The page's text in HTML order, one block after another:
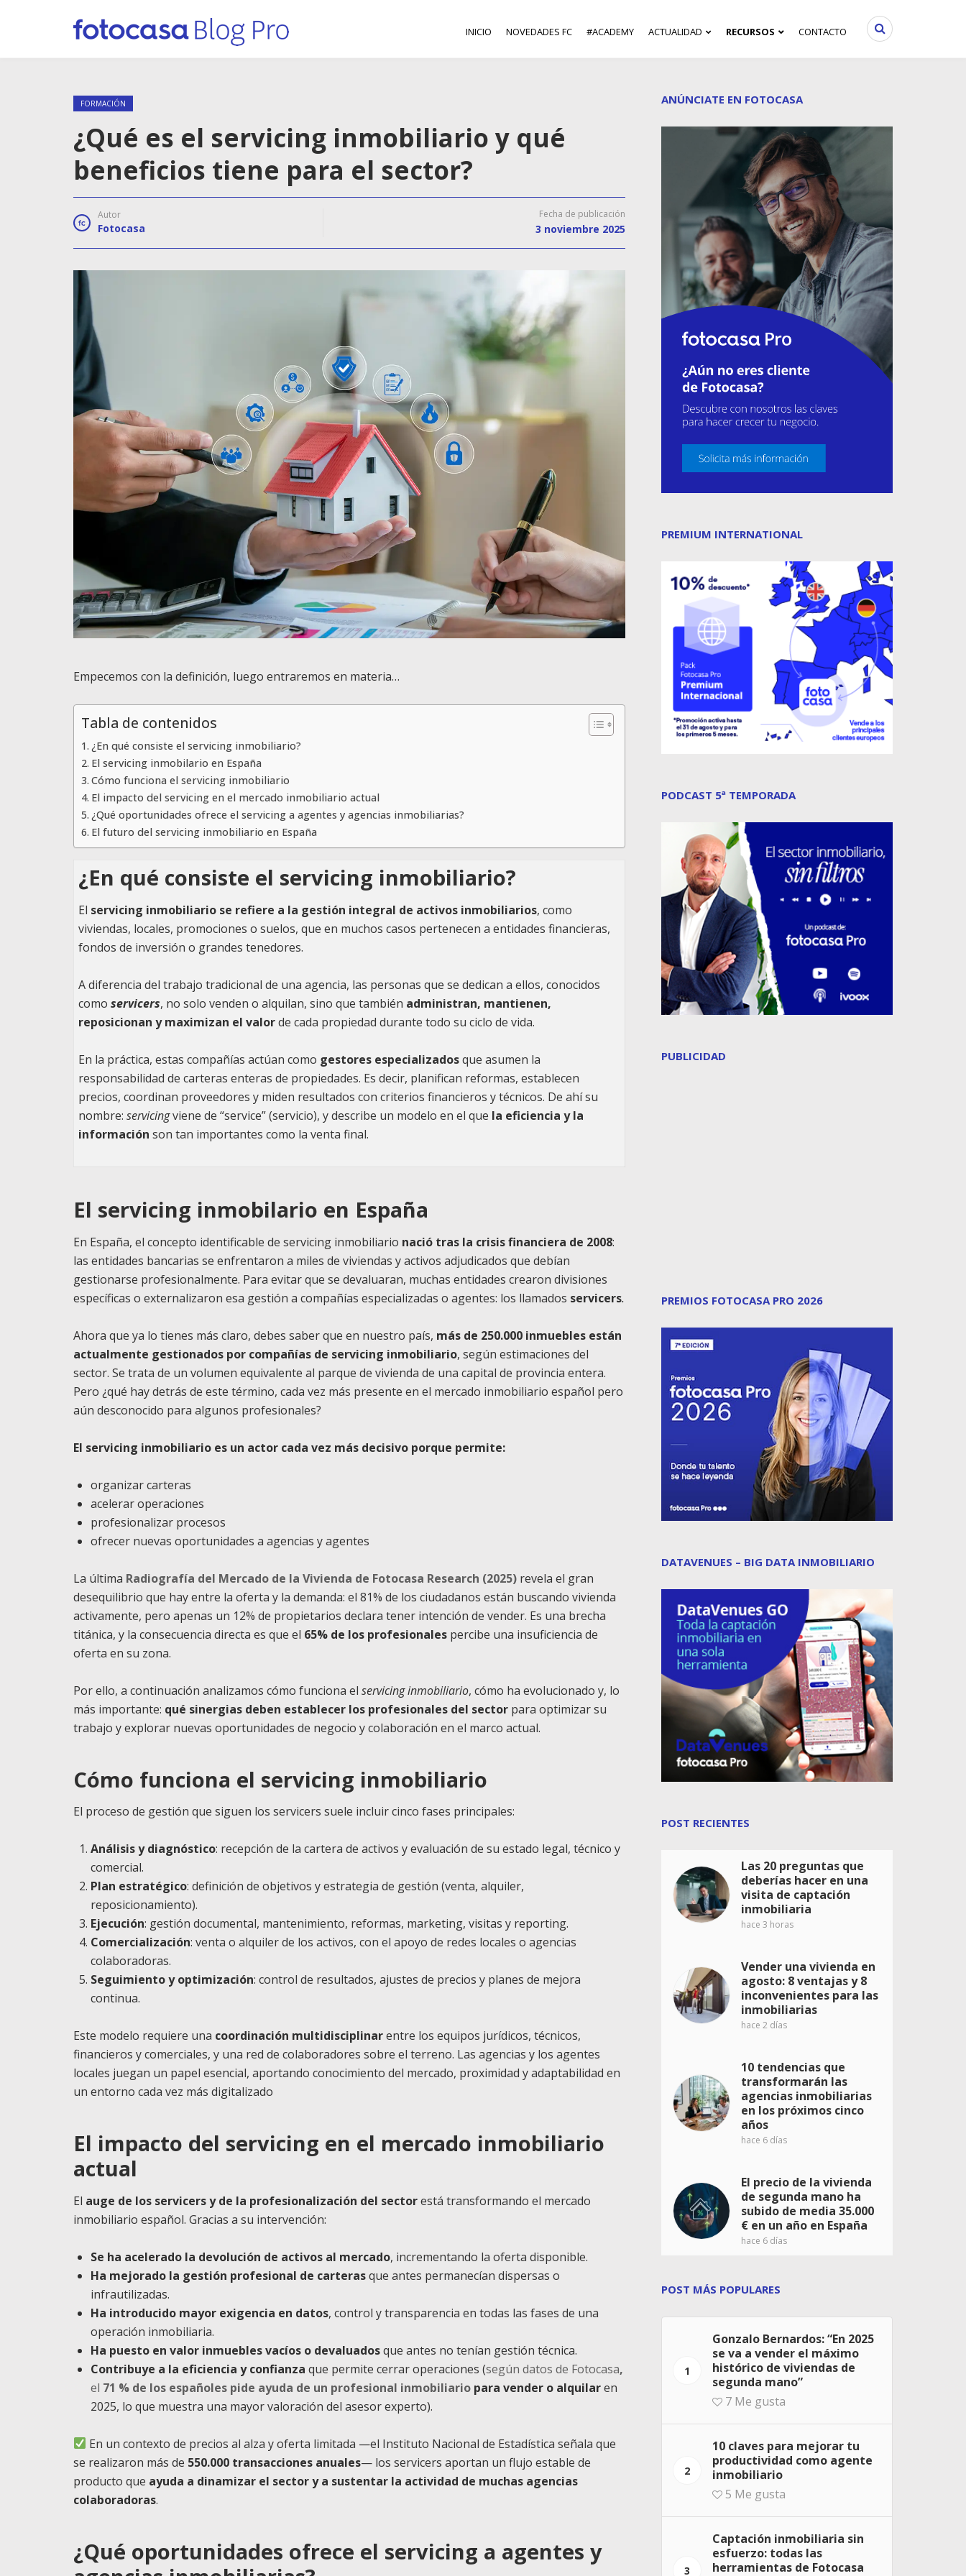
INICIO NOVEDADES FC #ACADEMY ACTUALIDAD RECURSOS CONTACTO
FORMACIÓN
¿Qué es el servicing inmobiliario y qué
beneficios tiene para el sector?
Autor
Fotocasa
Fecha de publicación
3 noviembre 2025
Empecemos con la definición, luego entraremos en materia…
Tabla de contenidos
¿En qué consiste el servicing inmobiliario?
El servicing inmobilario en España
Cómo funciona el servicing inmobiliario
El impacto del servicing en el mercado inmobiliario actual
¿Qué oportunidades ofrece el servicing a agentes y agencias inmobiliarias?
El futuro del servicing inmobiliario en España
¿En qué consiste el servicing inmobiliario?
El servicing inmobiliario se refiere a la gestión integral de activos inmobiliarios, como
viviendas, locales, promociones o suelos, que en muchos casos pertenecen a entidades financieras,
fondos de inversión o grandes tenedores.
A diferencia del trabajo tradicional de una agencia, las personas que se dedican a ellos, conocidos
comoservicers, no solo venden o alquilan, sino que también administran, mantienen,
reposicionan y maximizan el valorde cada propiedad durante todo su ciclo de vida.
En la práctica, estas compañías actúan como gestores especializadosque asumen la
responsabilidad de carteras enteras de propiedades. Es decir, planifican reformas, establecen
precios, coordinan proveedores y miden resultados con criterios financieros y técnicos. De ahí su
nombre:servicingviene de “service” (servicio), y describe un modelo en el que la eficiencia y la
información son tan importantes como la venta final.
El servicing inmobilario en España
En España, el concepto identificable de servicing inmobiliario nació tras la crisis financiera de 2008:
las entidades bancarias se enfrentaron a miles de viviendas y activos adjudicados que debían
gestionarse profesionalmente. Para evitar que se devaluaran, muchas entidades crearon divisiones
específicas o externalizaron esa gestión a compañías especializadas o agentes: los llamados servicers.
Ahora que ya lo tienes más claro, debes saber que en nuestro país, más de 250.000 inmuebles están
actualmente gestionados por compañías de servicing inmobiliario, según estimaciones del
sector. Se trata de un volumen equivalente al parque de vivienda de una capital de provincia entera.
Pero ¿qué hay detrás de este término, cada vez más presente en el mercado inmobiliario español pero
aún desconocido para algunos profesionales?
El servicing inmobiliario es un actor cada vez más decisivo porque permite:
organizar carteras
acelerar operaciones
profesionalizar procesos
ofrecer nuevas oportunidades a agencias y agentes
La última Radiografía del Mercado de la Vivienda de Fotocasa Research (2025) revela el gran
desequilibrio que hay entre la oferta y la demanda: el 81% de los ciudadanos están buscando vivienda
activamente, pero apenas un 12% de propietarios declara tener intención de vender. Es una brecha
titánica, y la consecuencia directa es que el 65% de los profesionales percibe una insuficiencia de
oferta en su zona.
Por ello, a continuación analizamos cómo funciona el servicing inmobiliario, cómo ha evolucionado y, lo
más importante: qué sinergias deben establecer los profesionales del sector para optimizar su
trabajo y explorar nuevas oportunidades de negocio y colaboración en el marco actual.
Cómo funciona el servicing inmobiliario
El proceso de gestión que siguen los servicers suele incluir cinco fases principales:
Análisis y diagnóstico: recepción de la cartera de activos y evaluación de su estado legal, técnico y
comercial.
Plan estratégico: definición de objetivos y estrategia de gestión (venta, alquiler,
reposicionamiento).
Ejecución: gestión documental, mantenimiento, reformas, marketing, visitas y reporting.
Comercialización: venta o alquiler de los activos, con el apoyo de redes locales o agencias
colaboradoras.
Seguimiento y optimización: control de resultados, ajustes de precios y planes de mejora
continua.
Este modelo requiere una coordinación multidisciplinarentre los equipos jurídicos, técnicos,
financieros y comerciales, y una red de colaboradores sobre el terreno. Las agencias y los agentes
locales juegan un papel esencial, aportando conocimiento del mercado, proximidad y adaptabilidad en
un entorno cada vez más digitalizado
El impacto del servicing en el mercado inmobiliario
actual
El auge de los servicers y de la profesionalización del sectorestá transformando el mercado
inmobiliario español. Gracias a su intervención:
Se ha acelerado la devolución de activos al mercado, incrementando la oferta disponible.
Ha mejorado la gestión profesional de carterasque antes permanecían dispersas o
infrautilizadas.
Ha introducido mayor exigencia en datos, control y transparencia en todas las fases de una
operación inmobiliaria.
Ha puesto en valor inmuebles vacíos o devaluadosque antes no tenían gestión técnica.
Contribuye a la eficiencia y confianza que permite cerrar operaciones (según datos de Fotocasa,
el 71 % de los españoles pide ayuda de un profesional inmobiliario para vender o alquilaren
2025, lo que muestra una mayor valoración del asesor experto).
En un contexto de precios al alza y oferta limitada —el Instituto Nacional de Estadística señala que
se realizaron más de 550.000 transacciones anuales— los servicers aportan un flujo estable de
producto que ayuda a dinamizar el sector y a sustentar la actividad de muchas agencias
colaboradoras.
¿Qué oportunidades ofrece el servicing a agentes y
ANÚNCIATE EN FOTOCASA
PREMIUM INTERNATIONAL
PODCAST 5ª TEMPORADA
PUBLICIDAD
PREMIOS FOTOCASA PRO 2026
DATAVENUES – BIG DATA INMOBILIARIO
POST RECIENTES
Las 20 preguntas que
deberías hacer en una
visita de captación
inmobiliaria
hace 3 horas
Vender una vivienda en
agosto: 8 ventajas y 8
inconvenientes para las
inmobiliarias
hace 2 días
10 tendencias que
transformarán las
agencias inmobiliarias
en los próximos cinco
años
hace 6 días
El precio de la vivienda
de segunda mano ha
subido de media 35.000
€ en un año en España
hace 6 días
POST MÁS POPULARES
1
Gonzalo Bernardos: “En 2025
se va a vender el máximo
histórico de viviendas de
segunda mano”
7 Me gusta
2
10 claves para mejorar tu
productividad como agente
inmobiliario
5 Me gusta
3
Captación inmobiliaria sin
esfuerzo: todas las
herramientas de Fotocasa